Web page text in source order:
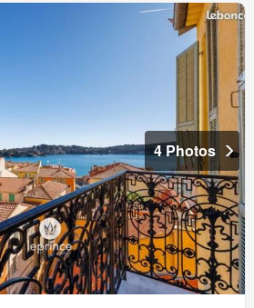
4 Photos